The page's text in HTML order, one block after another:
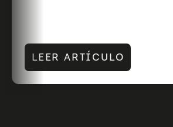
LEER ARTÍCULO